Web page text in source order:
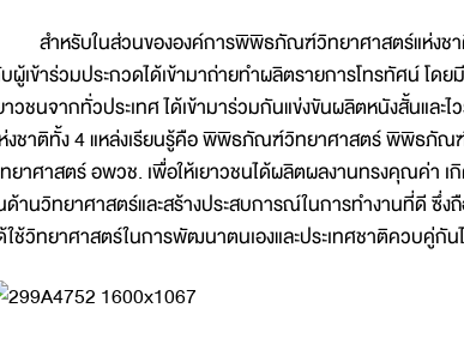
สำหรับในส่วนขององค์การพิพิธภัณฑ์วิทยาศาสตร์แห่งชา
ผู้เข้าร่วมประกวดได้เข้ามาถ่ายทำผลิตรายการโทรทัศน์ โด
าวชนจากทั่วประเทศ ได้เข้ามาร่วมกันแข่งขันผลิตหนังสั้นแ
งชาติทั้ง 4 แหล่งเรียนรู้คือ พิพิธภัณฑ์วิทยาศาสตร์ พิพิธภั
ยาศาสตร์ อพวช. เพื่อให้เยาวชนได้ผลิตผลงานทรงคุณค่า
ด้านวิทยาศาสตร์และสร้างประสบการณ์ในการทำงานที่ดี ซึ่ง
ใช้วิทยาศาสตร์ในการพัฒนาตนเองและประเทศชาติควบคู่กัน